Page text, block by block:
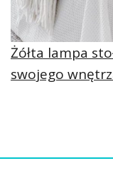
Żółta lampa
swojego